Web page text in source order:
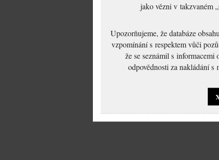
jako vězni v takzvaném
Upozorňujeme, že databáze
vzpomínání s respektem vůči
že se seznámil s
odpovědnosti za nakládání